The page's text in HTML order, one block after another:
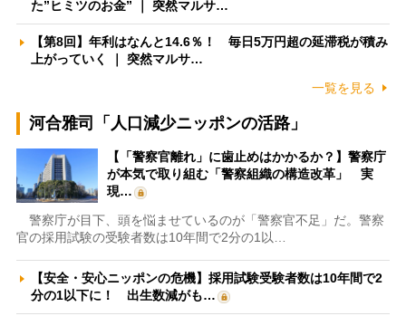
た”ヒミツのお金” ｜ 突然マルサ…
【第8回】年利はなんと14.6％！ 毎日5万円超の延滞税が積み
上がっていく ｜ 突然マルサ…
一覧を見る
河合雅司「人口減少ニッポンの活路」
【「警察官離れ」に歯止めはかかるか？】警察庁
が本気で取り組む「警察組織の構造改革」 実
現…
警察庁が目下、頭を悩ませているのが「警察官不足」だ。警察
官の採用試験の受験者数は10年間で2分の1以…
【安全・安心ニッポンの危機】採用試験受験者数は10年間で2
分の1以下に！ 出生数減がも…